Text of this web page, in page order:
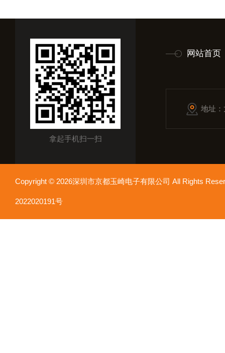
拿起手机扫一扫
网站首页
地址
Copyright © 2026深圳市京都玉崎电子有限公司 All Rights
2022020191号